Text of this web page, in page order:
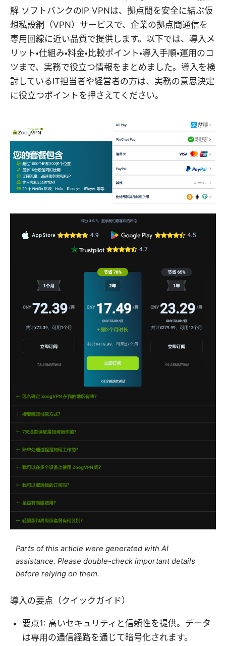
解 ソフトバンクのIP VPNは、拠点間を安全に結ぶ仮
想私設網（VPN）サービスで、企業の拠点間通信を
専用回線に近い品質で提供します。以下では、導入メ
リット・仕組み・料金・比較ポイント・導入手順・運用のコ
ツまで、実務で役立つ情報をまとめました。導入を検
討しているIT担当者や経営者の方は、実務の意思決定
に役立つポイントを押さえてください。
Parts of this article were generated with AI
assistance. Please double-check important details
before relying on them.
導入の要点（クイックガイド）
要点1: 高いセキュリティと信頼性を提供。データ
は専用の通信経路を通じて暗号化されます。